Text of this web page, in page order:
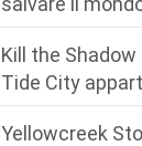
Kill the Shadow
Tide City
Yellowcreek